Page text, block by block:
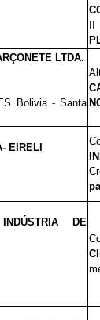
LTDA.
Bolivia - Santa
EIRELI
DE